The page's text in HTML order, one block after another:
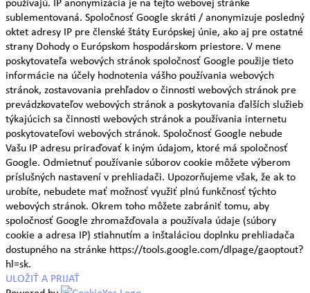
sublementovaná. Spoločnosť Google skráti / anonymizuje posledný
oktet adresy IP pre členské štáty Európskej únie, ako aj pre ostatné
strany Dohody o Európskom hospodárskom priestore. V mene
poskytovateľa webových stránok spoločnosť Google použije tieto
informácie na účely hodnotenia vášho používania webových
stránok, zostavovania prehľadov o činnosti webových stránok pre
prevádzkovateľov webových stránok a poskytovania ďalších služieb
týkajúcich sa činnosti webových stránok a používania internetu
poskytovateľovi webových stránok. Spoločnosť Google nebude
Vašu IP adresu priraďovať k iným údajom, ktoré má spoločnosť
Google. Odmietnuť používanie súborov cookie môžete výberom
príslušných nastavení v prehliadači. Upozorňujeme však, že ak to
urobíte, nebudete mať možnosť využiť plnú funkčnosť týchto
webových stránok. Okrem toho môžete zabrániť tomu, aby
spoločnosť Google zhromažďovala a používala údaje (súbory
cookie a adresa IP) stiahnutím a inštaláciou doplnku prehliadača
dostupného na stránke https://tools.google.com/dlpage/gaoptout?
hl=sk.
ULOŽIŤ A PRIJAŤ